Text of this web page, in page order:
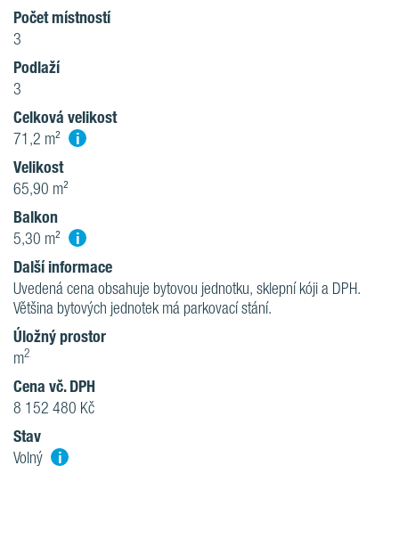
Počet místností
3
Podlaží
3
Celková velikost
71,2 m² i
Velikost
65,90 m²
Balkon
5,30 m² i
Další informace
Uvedená cena obsahuje bytovou jednotku, sklepní kóji a DPH.
Většina bytových jednotek má parkovací stání.
Úložný prostor
m2
Cena vč. DPH
8 152 480 Kč
Stav
Volný i